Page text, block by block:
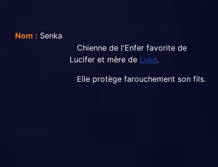
Nom : Senka
Chienne de l'Enfer favorite de
Lucifer et mère de Luke.
Elle protège farouchement son fils.